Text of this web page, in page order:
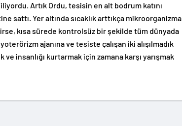
Artık Ordu, tesisin en alt bodrum katını
sattı. Yer altında sıcaklık arttıkça mikroorganizma
kısa sürede kontrolsüz bir şekilde tüm dünyada
ajanına ve tesiste çalışan iki alışılmadık
insanlığı kurtarmak için zamana karşı yarışmak